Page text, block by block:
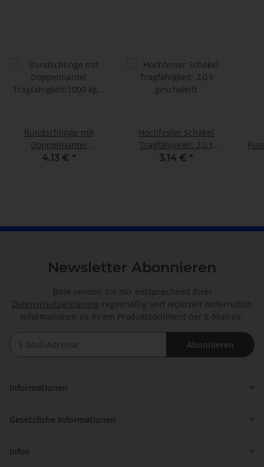
Rundschlinge mit
Doppelmantel
Tragfähigkeit:1000 kg
4,13 € *
Hochfester Schäkel
Tragfähigkeit: 2,0 t
geschweift
3,14 € *
Newsletter Abonnieren
Bitte senden Sie mir entsprechend Ihrer
Datenschutzerklärung regelmäßig und jederzeit widerruflich
Informationen zu Ihrem Produktsortiment per E-Mail zu.
Abonnieren
Informationen
Gesetzliche Informationen
Infos